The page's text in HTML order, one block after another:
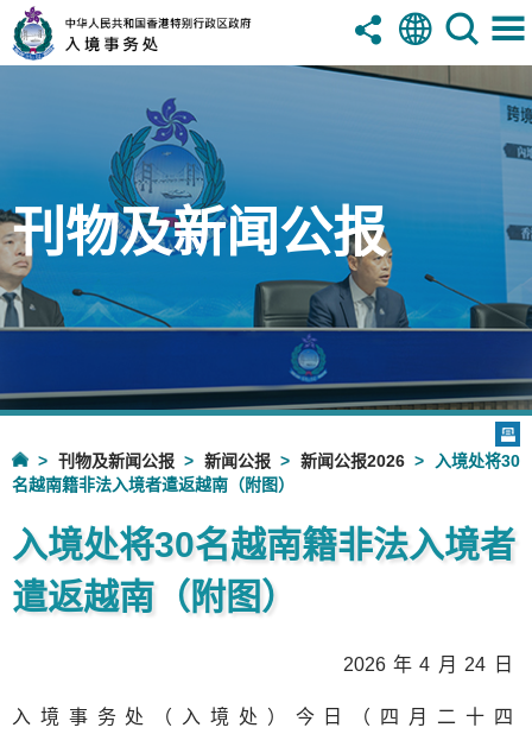
刊物及新闻公报
刊物及新闻公报 新闻公报 新闻公报2026
入境处将30
名越南籍非法入境者遣返越南（附图）
入境处将30名越南籍非法入境者
遣返越南（附图）
2026年4月 24日
入境事务处（入境处）今日（四月二十四